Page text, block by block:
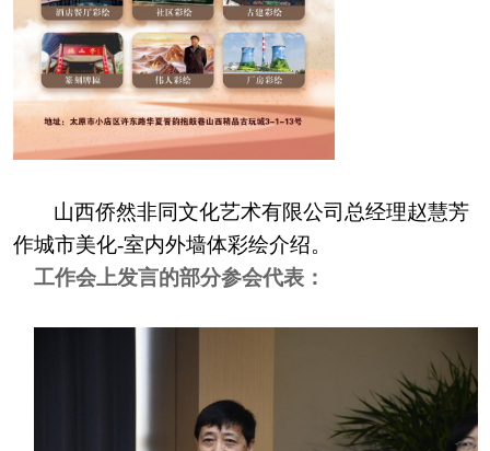
山西侨然非同文化艺术有限公司总经理赵慧芳
作城市美化-室内外墙体彩绘介绍。
工作会上发言的部分参会代表：